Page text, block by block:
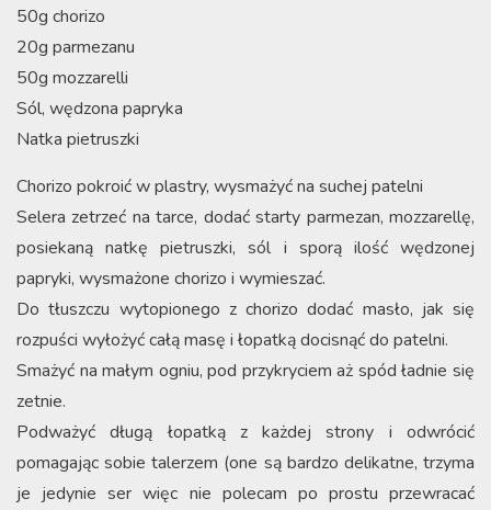
50g chorizo
20g parmezanu
50g mozzarelli
Sól, wędzona papryka
Natka pietruszki
Chorizo pokroić w plastry, wysmażyć na suchej patelni
Selera zetrzeć na tarce, dodać starty parmezan, mozzarellę,
posiekaną natkę pietruszki, sól i sporą ilość wędzonej
papryki, wysmażone chorizo i wymieszać.
Do tłuszczu wytopionego z chorizo dodać masło, jak się
rozpuści wyłożyć całą masę i łopatką docisnąć do patelni.
Smażyć na małym ogniu, pod przykryciem aż spód ładnie się
zetnie.
Podważyć długą łopatką z każdej strony i odwrócić
pomagając sobie talerzem (one są bardzo delikatne, trzyma
je jedynie ser więc nie polecam po prostu przewracać